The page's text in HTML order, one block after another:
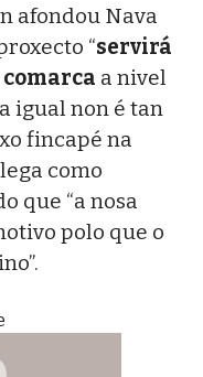
afondou Nava
“servirá
a nivel
igual non é tan
fincapé na
como
que “a nosa
polo que o